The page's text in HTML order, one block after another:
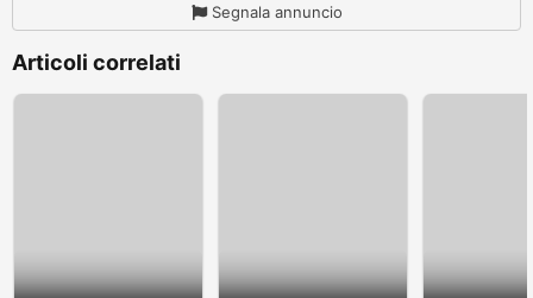
Segnala annuncio
Articoli correlati